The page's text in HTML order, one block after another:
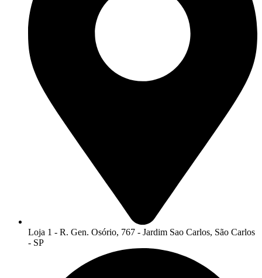
Loja 1 - R. Gen. Osório, 767 - Jardim Sao Carlos, São Carlos
- SP